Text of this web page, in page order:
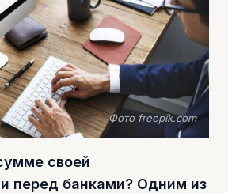
Фото freepik.com
своей
перед банками? Одним из